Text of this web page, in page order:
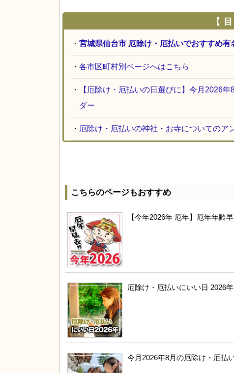
【
・ 宮城県仙台市 厄除け・厄払いでおすすめ有
・ 各市区町村別ページへはこちら
・
【厄除け・厄払いの日選びに】今月2026
ダー
・ 厄除け・厄払いの神社・お寺についてのア
こちらのページもおすすめ
【今年2026年 厄年】厄年年齢
厄除け・厄払いにいい日 2026年
今月2026年8月の厄除け・厄払